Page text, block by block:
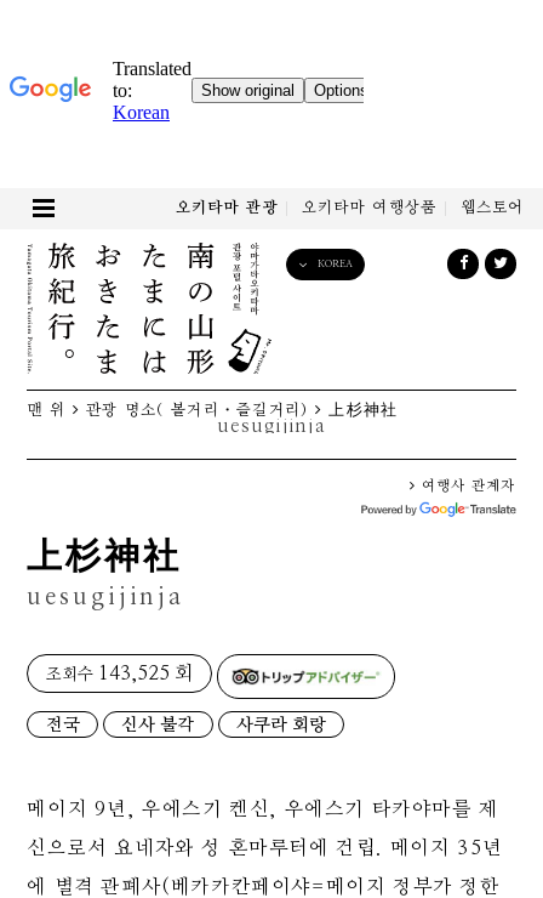
오키타마 관광 오키타마 여행상품 웹스토어
KOREA
繁體中文
맨 위 관광 명소( 볼거리・즐길거리) 上杉神社
uesugijinja
여행사 관계자
上杉神社
uesugijinja
조회수 143,525 회
전국 신사 불각 사쿠라 회랑
메이지 9년, 우에스기 켄신, 우에스기 타카야마를 제
신으로서 요네자와 성 혼마루터에 건립. 메이지 35년
에 별격 관폐사(베카카칸페이샤=메이지 정부가 정한